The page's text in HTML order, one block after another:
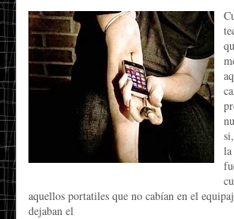
la
aquellos portatiles que no cabían en el
dejaban el